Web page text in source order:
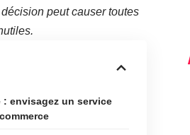
peut causer toutes
envisagez un service